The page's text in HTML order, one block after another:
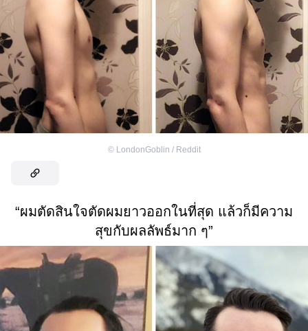
© LondonGoblin / Reddit
“ผมตัดสินใจตัดผมยาวออกในที่สุด แล้วก็มีความ
สุขกับผลลัพธ์มาก ๆ”